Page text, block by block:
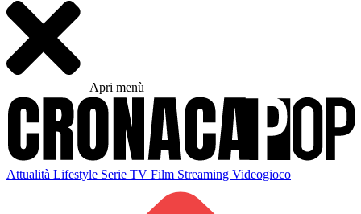
Apri menù
Attualità Lifestyle Serie TV Film Streaming Videogioco